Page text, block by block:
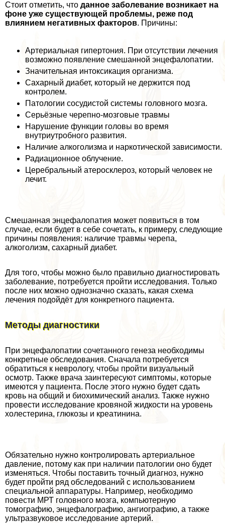
Стоит отметить, что данное заболевание возникает на
фоне уже существующей проблемы, реже под
влиянием негативных факторов. Причины:
Артериальная гипертония. При отсутствии лечения
возможно появление смешанной энцефалопатии.
Значительная интоксикация организма.
Сахарный диабет, который не держится под
контролем.
Патологии сосудистой системы головного мозга.
Серьёзные черепно-мозговые травмы
Нарушение функции головы во время
внутриутробного развития.
Наличие алкоголизма и наркотической зависимости.
Радиационное облучение.
Церебральный атеросклероз, который человек не
лечит.
Смешанная энцефалопатия может появиться в том
случае, если будет в себе сочетать, к примеру, следующие
причины появления: наличие травмы черепа,
алкоголизм, сахарный диабет.
Для того, чтобы можно было правильно диагностировать
заболевание, потребуется пройти исследования. Только
после них можно однозначно сказать, какая схема
лечения подойдёт для конкретного пациента.
Методы диагностики
При энцефалопатии сочетанного генеза необходимы
конкретные обследования. Сначала потребуется
обратиться к неврологу, чтобы пройти визуальный
осмотр. Также врача заинтересуют симптомы, которые
имеются у пациента. После этого нужно будет сдать
кровь на общий и биохимический анализ. Также нужно
провести исследование кровяной жидкости на уровень
холестерина, глюкозы и креатинина.
Обязательно нужно контролировать артериальное
давление, потому как при наличии патологии оно будет
изменяться. Чтобы поставить точный диагноз, нужно
будет пройти ряд обследований с использованием
специальной аппаратуры. Например, необходимо
повести МРТ головного мозга, компьютерную
томографию, энцефалографию, ангиографию, а также
ультразвуковое исследование артерий.